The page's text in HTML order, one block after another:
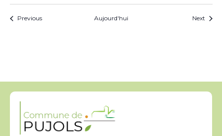
PreviousÉvènements Aujourd'hui Next